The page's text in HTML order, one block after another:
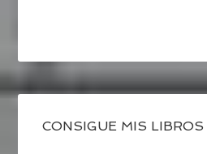
CONSIGUE MIS LIBROS